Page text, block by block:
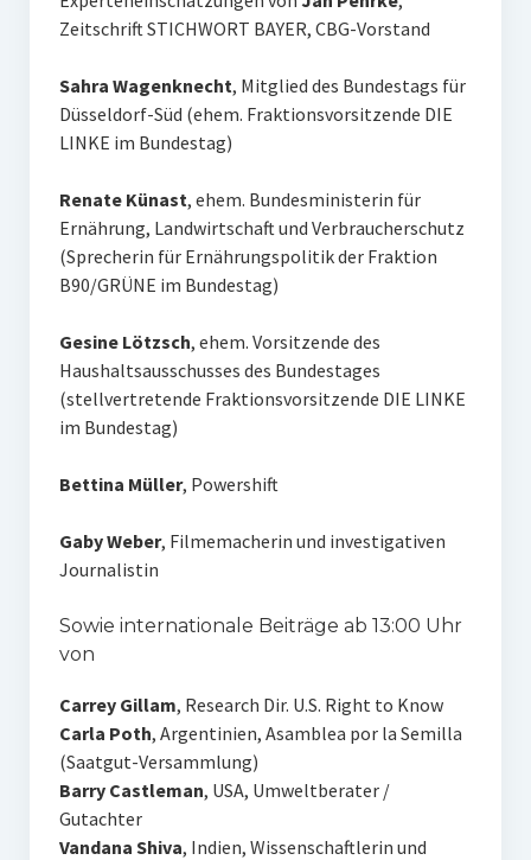
Zeitschrift STICHWORT BAYER, CBG-Vorstand
Sahra Wagenknecht, Mitglied des Bundestags für
Düsseldorf-Süd (ehem. Fraktionsvorsitzende DIE
LINKE im Bundestag)
Renate Künast, ehem. Bundesministerin für
Ernährung, Landwirtschaft und Verbraucherschutz
(Sprecherin für Ernährungspolitik der Fraktion
B90/GRÜNE im Bundestag)
Gesine Lötzsch, ehem. Vorsitzende des
Haushaltsausschusses des Bundestages
(stellvertretende Fraktionsvorsitzende DIE LINKE
im Bundestag)
Bettina Müller, Powershift
Gaby Weber, Filmemacherin und investigativen
Journalistin
Sowie internationale Beiträge ab 13:00 Uhr
von
Carrey Gillam, Research Dir. U.S. Right to Know
Carla Poth, Argentinien, Asamblea por la Semilla
(Saatgut-Versammlung)
Barry Castleman, USA, Umweltberater /
Gutachter
Vandana Shiva, Indien, Wissenschaftlerin und